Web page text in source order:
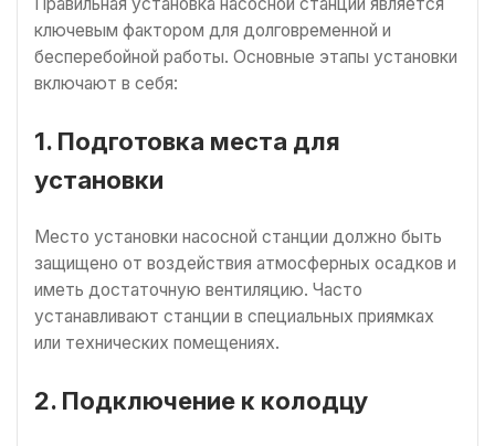
ключевым фактором для долговременной и
бесперебойной работы. Основные этапы установки
включают в себя:
1. Подготовка места для
установки
Место установки насосной станции должно быть
защищено от воздействия атмосферных осадков и
иметь достаточную вентиляцию. Часто
устанавливают станции в специальных приямках
или технических помещениях.
2. Подключение к колодцу